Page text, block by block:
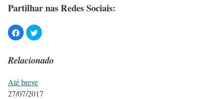
Partilhar nas Redes Sociais:
Relacionado
Até breve
27/07/2017